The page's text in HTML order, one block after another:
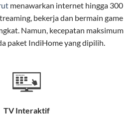
IndiHome juga mencakup TV
TV) dan telepon rumah dalam
WiFi IndiHome
teknologi Fiber To The
serat optik hingga ke rumah
menawarkan internet hingga 300
bekerja dan bermain game
Namun, kecepatan maksimum
paket IndiHome yang dipilih.
TV Interaktif